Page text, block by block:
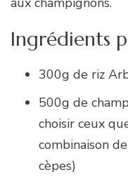
Ingrédients
300g de riz
500g de
choisir ceux
combinaison
cèpes)